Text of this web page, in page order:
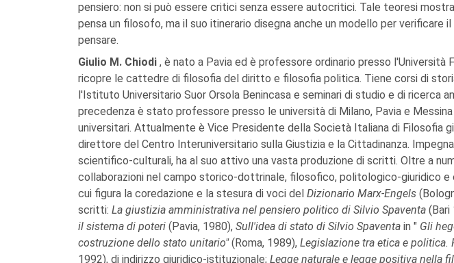
pensiero: non si può essere critici senza essere autocritici. Tale teoresi
pensa un filosofo, ma il suo itinerario disegna anche un modello per verificare
pensare.
Giulio M. Chiodi , è nato a Pavia ed è professore ordinario presso l'Università
ricopre le cattedre di filosofia del diritto e filosofia politica. Tiene corsi di
l'Istituto Universitario Suor Orsola Benincasa e seminari di studio e di ricerca
precedenza è stato professore presso le università di Milano, Pavia e
universitari. Attualmente è Vice Presidente della Società Italiana di Filosofia
direttore del Centro Interuniversitario sulla Giustizia e la Cittadinanza.
scientifico-culturali, ha al suo attivo una vasta produzione di scritti. Oltre a
collaborazioni nel campo storico-dottrinale, filosofico, politologico-giuridico e
cui figura la coredazione e la stesura di voci del Dizionario Marx-Engels
scritti: La giustizia amministrativa nel pensiero politico di Silvio Spaventa (Bari
il sistema di poteri (Pavia, 1980), Sull'idea di stato di Silvio Spaventa in " Gli
costruzione dello stato unitario"(Roma, 1989), Legislazione tra etica e politica.
1992), di indirizzo giuridico-istituzionale; Legge naturale e legge positiva nella